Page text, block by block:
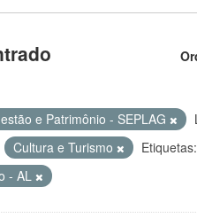
e Patrimônio - SEPLAG
Cultura e Turismo Etiquetas:
- AL